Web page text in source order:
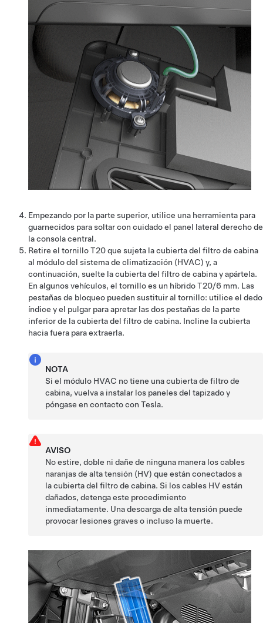
Empezando por la parte superior, utilice una herramienta para
guarnecidos para soltar con cuidado el panel lateral derecho de
la consola central.
Retire el tornillo T20 que sujeta la cubierta del filtro de cabina
al módulo del sistema de climatización (HVAC) y, a
continuación, suelte la cubierta del filtro de cabina y apártela.
En algunos vehículos, el tornillo es un híbrido T20/6 mm. Las
pestañas de bloqueo pueden sustituir al tornillo: utilice el dedo
índice y el pulgar para apretar las dos pestañas de la parte
inferior de la cubierta del filtro de cabina. Incline la cubierta
hacia fuera para extraerla.
NOTA
Si el módulo HVAC no tiene una cubierta de filtro de
cabina, vuelva a instalar los paneles del tapizado y
póngase en contacto con Tesla.
AVISO
No estire, doble ni dañe de ninguna manera los cables
naranjas de alta tensión (HV) que están conectados a
la cubierta del filtro de cabina. Si los cables HV están
dañados, detenga este procedimiento
inmediatamente. Una descarga de alta tensión puede
provocar lesiones graves o incluso la muerte.